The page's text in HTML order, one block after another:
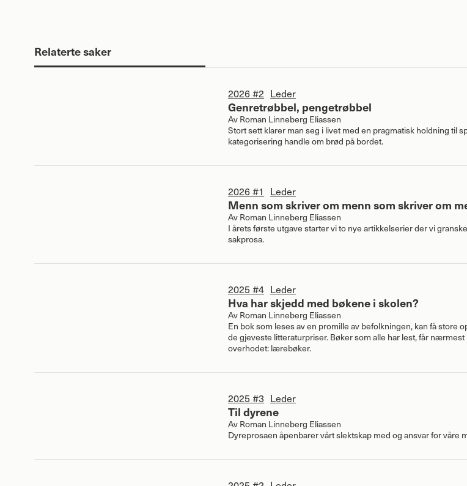
Relaterte saker
2026 #2 Leder
Genretrøbbel, pengetrøbbel
AvRoman Linneberg Eliassen
Stort sett klarer man seg i livet med en pragmatisk holdning til
kategorisering handle om brød på bordet.
2026 #1 Leder
Menn som skriver om menn som skriver om
AvRoman Linneberg Eliassen
I årets første utgave starter vi to nye artikkelserier der vi
sakprosa.
2025 #4 Leder
Hva har skjedd med bøkene i skolen?
AvRoman Linneberg Eliassen
En bok som leses av en promille av befolkningen, kan få store
de gjeveste litteraturpriser. Bøker som alle har lest, får
overhodet: lærebøker.
2025 #3 Leder
Til dyrene
AvRoman Linneberg Eliassen
Dyreprosaen åpenbarer vårt slektskap med og ansvar for våre